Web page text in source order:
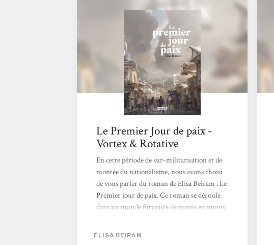
Le Premier Jour de paix -
Vortex & Rotative
En cette période de sur-militarisation et de
montée du nationalisme, nous avons choisi
de vous parler du roman de Elisa Beiram : Le
Premier jour de paix. Ce roman se déroule
dans un monde futuriste de moins en moins
ELISA BEIRAM